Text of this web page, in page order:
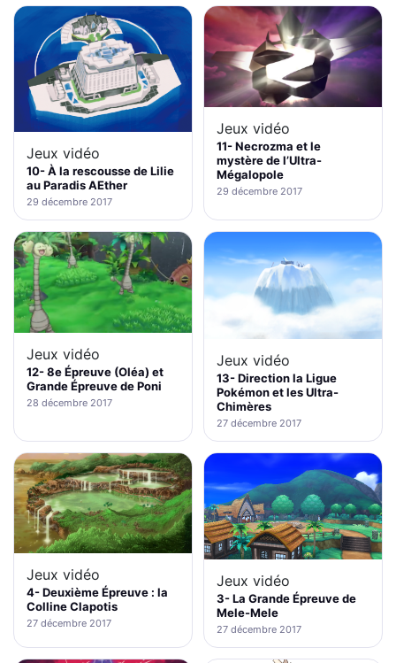
Jeux vidéo
10- À la rescousse de Lilie
au Paradis AEther
29 décembre 2017
Jeux vidéo
11- Necrozma et le
mystère de l’Ultra-
Mégalopole
29 décembre 2017
Jeux vidéo
12- 8e Épreuve (Oléa) et
Grande Épreuve de Poni
28 décembre 2017
Jeux vidéo
13- Direction la Ligue
Pokémon et les Ultra-
Chimères
27 décembre 2017
Jeux vidéo
4- Deuxième Épreuve : la
Colline Clapotis
27 décembre 2017
Jeux vidéo
3- La Grande Épreuve de
Mele-Mele
27 décembre 2017